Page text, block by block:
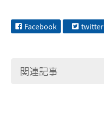
Facebook twitter
関連記事